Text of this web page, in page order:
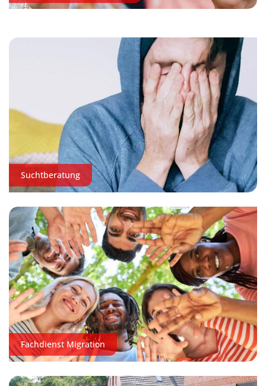
Suchtberatung
Fachdienst Migration